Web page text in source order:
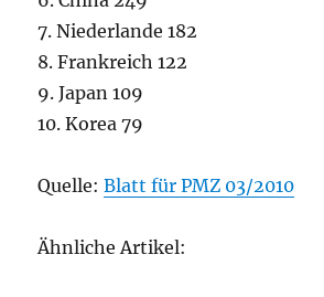
7. Niederlande 182
8. Frankreich 122
9. Japan 109
10. Korea 79
Quelle:Blatt für PMZ 03/2010
Ähnliche Artikel: